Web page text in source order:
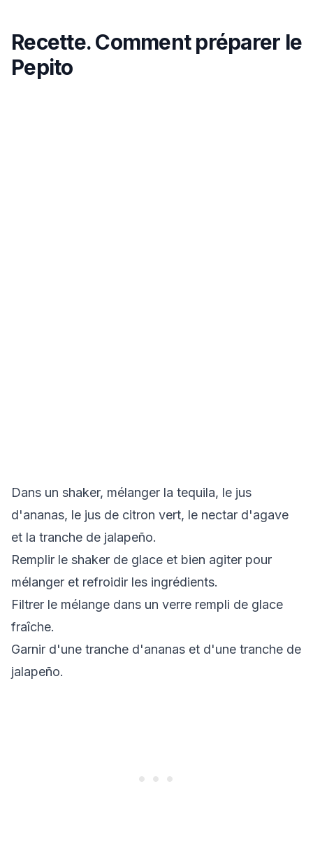
Recette. Comment préparer le
Pepito
Dans un shaker, mélanger la tequila, le jus
d'ananas, le jus de citron vert, le nectar d'agave
et la tranche de jalapeño.
Remplir le shaker de glace et bien agiter pour
mélanger et refroidir les ingrédients.
Filtrer le mélange dans un verre rempli de glace
fraîche.
Garnir d'une tranche d'ananas et d'une tranche de
jalapeño.